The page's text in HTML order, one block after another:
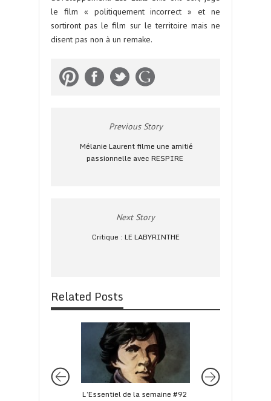
le film « politiquement incorrect » et ne
sortiront pas le film sur le territoire mais ne
disent pas non à un remake.
Previous Story
Mélanie Laurent filme une amitié
passionnelle avec RESPIRE
Next Story
Critique : LE LABYRINTHE
Related Posts
L’Essentiel de la semaine #92